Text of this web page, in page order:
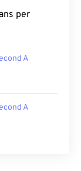
per
A
A